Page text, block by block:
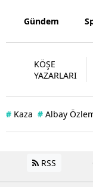
Gündem
KÖŞE
YAZARLARI
# Kaza # Albay
RSS